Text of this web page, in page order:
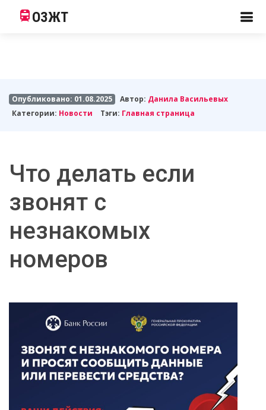
ОЗЖТ
Опубликовано: 01.08.2025 Автор: Данила Васильевых
Категории: Новости Тэги: Главная страница
Что делать если
звонят с
незнакомых
номеров